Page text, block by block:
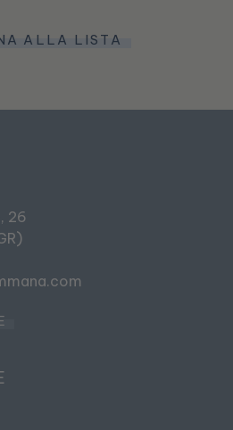
ALLA LISTA
26